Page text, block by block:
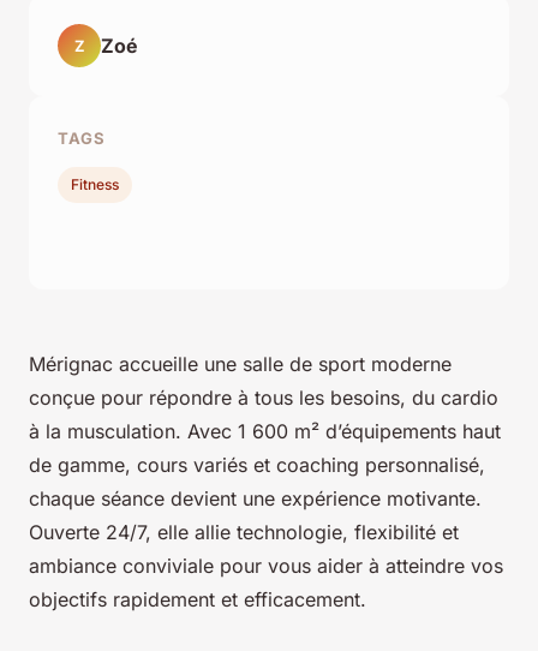
Mérignac accueille une salle de sport moderne
conçue pour répondre à tous les besoins, du cardio
à la musculation. Avec 1 600 m² d’équipements haut
de gamme, cours variés et coaching personnalisé,
chaque séance devient une expérience motivante.
Ouverte 24/7, elle allie technologie, flexibilité et
ambiance conviviale pour vous aider à atteindre vos
objectifs rapidement et efficacement.
Z Zoé
TAGS
Fitness